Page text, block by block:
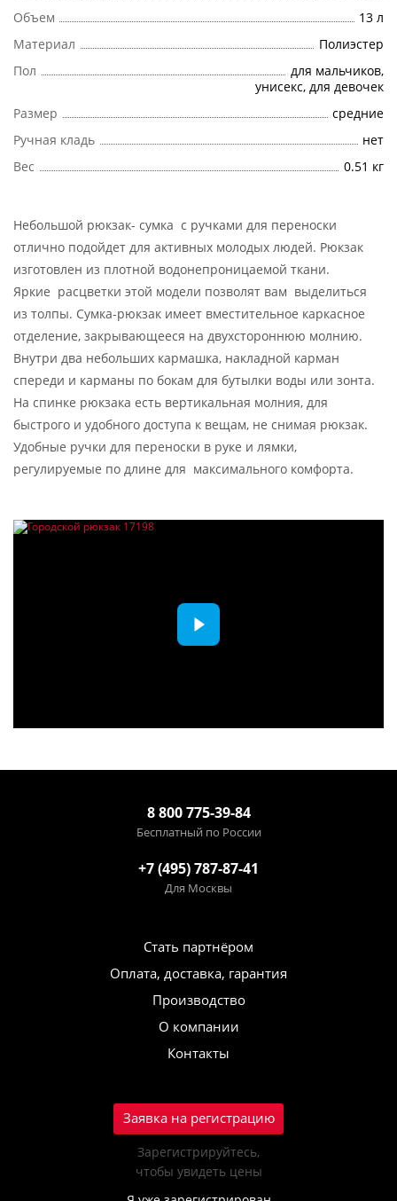
Объем
13 л
Материал
Полиэстер
Пол
для мальчиков,
унисекс, для девочек
Размер
cредние
Ручная кладь
нет
Вес
0.51 кг
Небольшой рюкзак- сумка с ручками для переноски
отлично подойдет для активных молодых людей. Рюкзак
изготовлен из плотной водонепроницаемой ткани.
Яркие расцветки этой модели позволят вам выделиться
из толпы. Сумка-рюкзак имеет вместительное каркасное
отделение, закрывающееся на двухстороннюю молнию.
Внутри два небольших кармашка, накладной карман
спереди и карманы по бокам для бутылки воды или зонта.
На спинке рюкзака есть вертикальная молния, для
быстрого и удобного доступа к вещам, не снимая рюкзак.
Удобные ручки для переноски в руке и лямки,
регулируемые по длине для максимального комфорта.
8 800 775-39-84
Бесплатный по России
+7 (495) 787-87-41
Для Москвы
Стать партнёром
Оплата, доставка, гарантия
Производство
О компании
Контакты
Заявка на регистрацию
Зарегистрируйтесь,
чтобы увидеть цены